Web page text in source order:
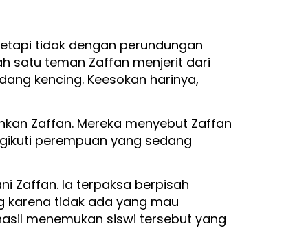
tidak dengan perundungan
satu teman Zaffan menjerit dari
kencing. Keesokan harinya,
Zaffan. Mereka menyebut Zaffan
perempuan yang sedang
Zaffan. Ia terpaksa berpisah
karena tidak ada yang mau
menemukan siswi tersebut yang